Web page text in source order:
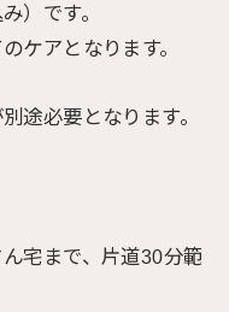
）です。
ケアとなります。
途必要となります。
宅まで、片道30分範